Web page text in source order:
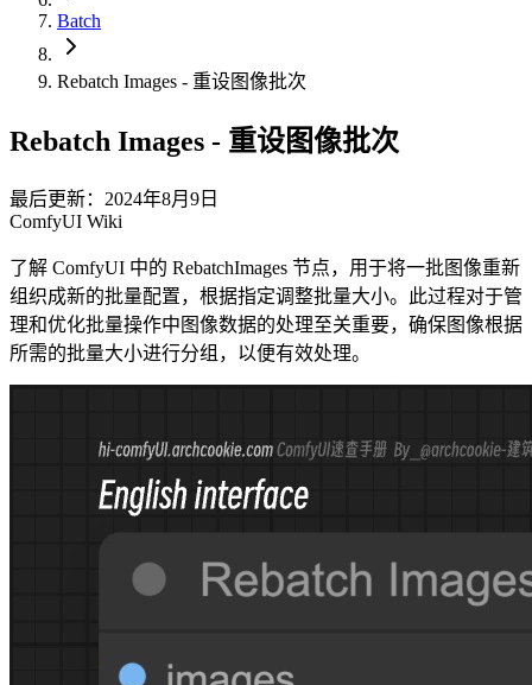
Batch
Rebatch Images - 重设图像批次
Rebatch Images - 重设图像批次
最后更新：2024年8月9日
ComfyUI Wiki
了解 ComfyUI 中的 RebatchImages 节点，用于将一批图像重新
组织成新的批量配置，根据指定调整批量大小。此过程对于管
理和优化批量操作中图像数据的处理至关重要，确保图像根据
所需的批量大小进行分组，以便有效处理。